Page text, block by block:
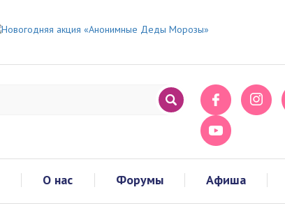
О нас Форумы Афиша